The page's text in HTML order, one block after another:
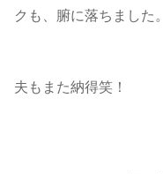
クも、腑に落ちました。
夫もまた納得笑！